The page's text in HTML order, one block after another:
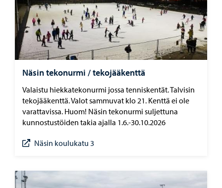
Näsin tekonurmi / tekojääkenttä
Valaistu hiekkatekonurmi jossa tenniskentät. Talvisin
tekojääkenttä. Valot sammuvat klo 21. Kenttä ei ole
varattavissa. Huom! Näsin tekonurmi suljettuna
kunnostustöiden takia ajalla 1.6.-30.10.2026
Näsin koulukatu 3